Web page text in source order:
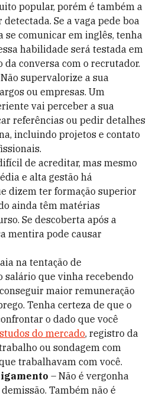
popular, porém é também a
Se a vaga pede boa
se comunicar em inglês, tenha
habilidade será testada em
da conversa com o recrutador.
supervalorize a sua
ou empresas. Um
vai perceber a sua
referências ou pedir detalhes
incluindo projetos e contato
de acreditar, mas mesmo
e alta gestão há
dizem ter formação superior
ainda têm matérias
Se descoberta após a
mentira pode causar
na tentação de
salário que vinha recebendo
maior remuneração
Tenha certeza de que o
o dado que você
do mercado, registro da
ou sondagem com
trabalhavam com você.
– Não é vergonha
Também não é